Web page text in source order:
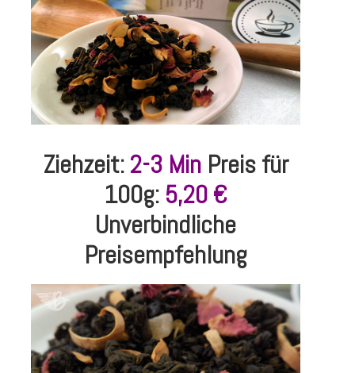
Ziehzeit: 2-3 Min Preis für
100g: 5,20 €
Unverbindliche
Preisempfehlung